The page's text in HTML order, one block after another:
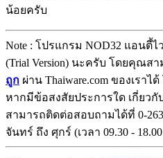
น้อยครับ
Note : โปรแกรม NOD32 แอนตี้
(Trial Version) นะครับ โดยคุณส
ถูก ผ่าน Thaiware.com ของเรา
หากมีข้อสงสัยประการใด เกี่ยว
สามารถติดต่อสอบถามได้ที่ 0-
จันทร์ ถึง ศุกร์ (เวลา 09.30 -